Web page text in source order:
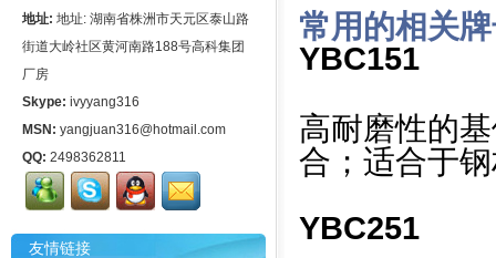
地址: 地址: 湖南省株洲市天元区泰山路
街道大岭社区黄河南路188号高科集团
厂房
Skype: ivyyang316
MSN: yangjuan316@hotmail.com
QQ: 2498362811
友情链接
常用的相关
YBC151
高耐磨性的
合；适合于
YBC251